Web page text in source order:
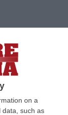
on a
data, such as
News
verrebbe